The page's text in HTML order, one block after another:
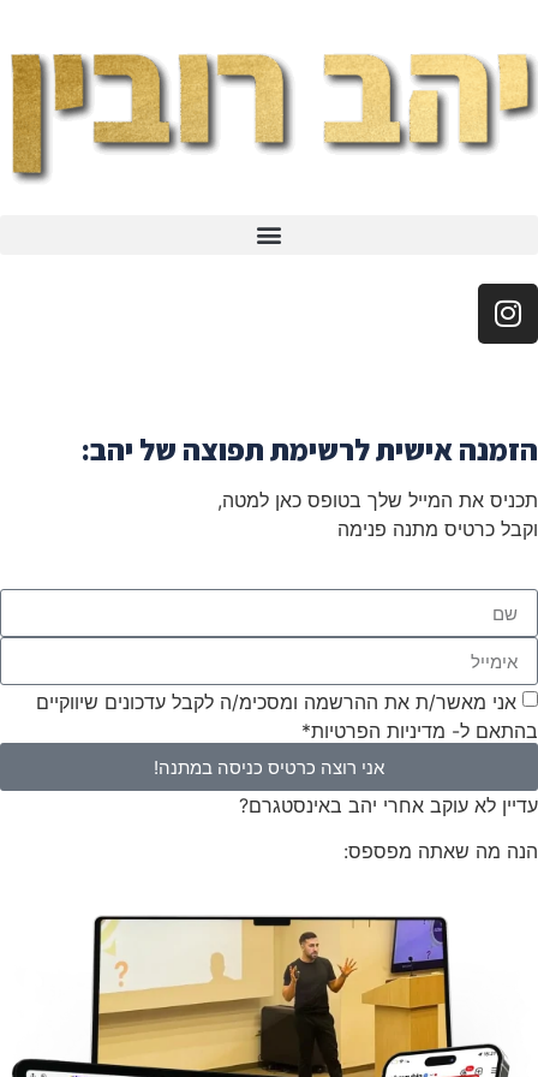
הזמנה אישית לרשימת תפוצה של יהב:
תכניס את המייל שלך בטופס כאן למטה,
וקבל כרטיס מתנה פנימה
אני מאשר/ת את ההרשמה ומסכימ/ה לקבל עדכונים שיווקיים
בהתאם ל- מדיניות הפרטיות*
אני רוצה כרטיס כניסה במתנה!
עדיין לא עוקב אחרי יהב באינסטגרם?
הנה מה שאתה מפספס: